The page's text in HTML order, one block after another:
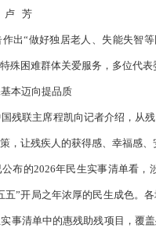
卢 芳
出“做好独居老人、失能失智
殊困难群体关爱服务，多位代表
本迈向提品质
残联主席程凯向记者介绍，从
，让残疾人的获得感、幸福感、
布的2026年民生实事清单看
五”开局之年浓厚的民生成色。
事清单中的惠残助残项目，覆